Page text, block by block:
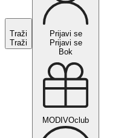
Traži
Traži
Prijavi se
Prijavi se
Bok
MODIVOclub